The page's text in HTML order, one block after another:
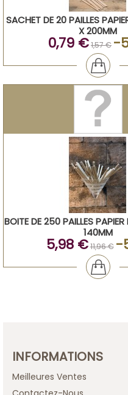
SACHET DE 20 PAILLES
X 200MM
0,79 €1,57 € -
BOITE DE 250 PAILLES
140MM
5,98 €11,96 € -
INFORMATIONS
Meilleures Ventes